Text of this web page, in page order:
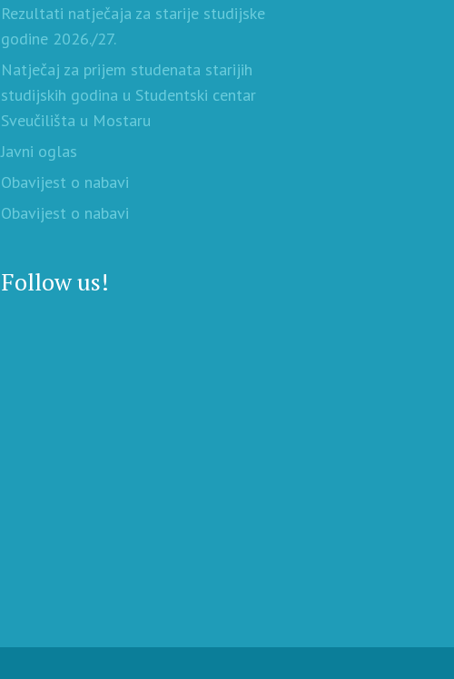
Rezultati natječaja za starije studijske
godine 2026./27.
Natječaj za prijem studenata starijih
studijskih godina u Studentski centar
Sveučilišta u Mostaru
Javni oglas
Obavijest o nabavi
Obavijest o nabavi
Follow us!